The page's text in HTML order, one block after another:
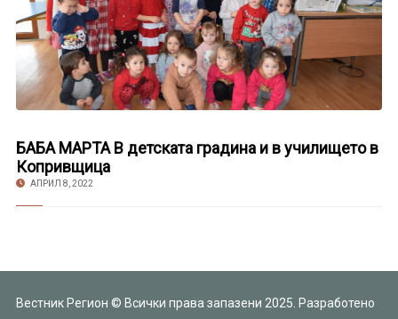
БАБА МАРТА В детската градина и в училището в
Копривщица
АПРИЛ 8, 2022
Вестник Регион © Всички права запазени 2025. Разработено